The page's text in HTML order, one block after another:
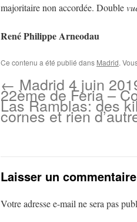
majoritaire non accordée. Double
René Philippe Arneodau
Ce contenu a été publié dans Madrid.
← Madrid 4 juin
22ème de Feria –
Las Ramblas: des
cornes et rien
Laisser un commentaire
Votre adresse e-mail ne sera pas